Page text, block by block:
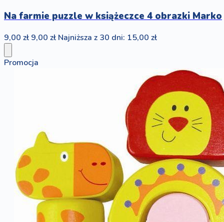
Na farmie puzzle w książeczce 4 obrazki Marko
9,00 zł 9,00 zł Najniższa z 30 dni: 15,00 zł
Promocja